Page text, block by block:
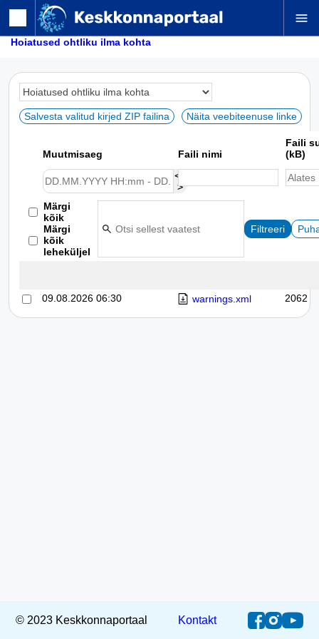
menu
Hoiatused ohtliku ilma kohta
Salvesta valitud kirjed ZIP failina Näita veebiteenuse linke
Muutmisaeg Faili nimi
Faili
(kB)
<-
>
Märgi
kõik
Märgi
kõik
leheküljel
09.08.2026 06:30 warnings.xml 2062
© 2023 Keskkonnaportaal Kontakt